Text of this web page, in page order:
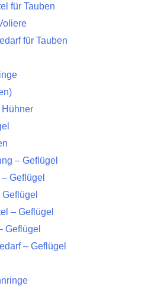
für Tauben
für Tauben
Hühner
– Geflügel
Geflügel
– Geflügel
Geflügel
– Geflügel